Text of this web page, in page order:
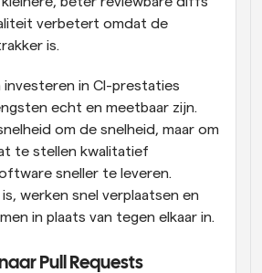
verbetert omdat de
is.
investeren in CI-prestaties
echt en meetbaar zijn.
om de snelheid, maar om
te stellen kwalitatief
sneller te leveren.
werken snel verplaatsen en
in plaats van tegen elkaar in.
Pull Requests